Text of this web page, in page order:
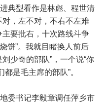
典型看作是林彪、程世清
对，左不对，不右不左难
要批右，十次路线斗争
饼”。我就目睹换人前后
少奇的部队”，一个说“你
是毛主席的部队”。
书记李毅章调任萍乡市